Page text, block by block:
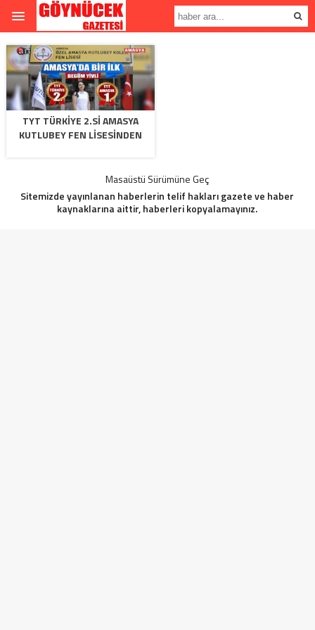
TYT TÜRKİYE 2.Sİ AMASYA
KUTLUBEY FEN LİSESİNDEN
Masaüstü Sürümüne Geç
Sitemizde yayınlanan haberlerin telif hakları gazete ve haber
kaynaklarına aittir, haberleri kopyalamayınız.